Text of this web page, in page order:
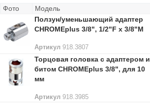
Фото
Модель
Ползун/уменьшающий адаптер
CHROMEplus 3/8", 1/2"F x 3/8"M
Артикул 918.3807
Торцовая головка с адаптером и
битом CHROMEplus 3/8", для 10
мм
Артикул 918.3985